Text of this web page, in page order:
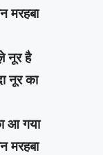
मरहबा
नूर है
नूर का
आ गया
मरहबा